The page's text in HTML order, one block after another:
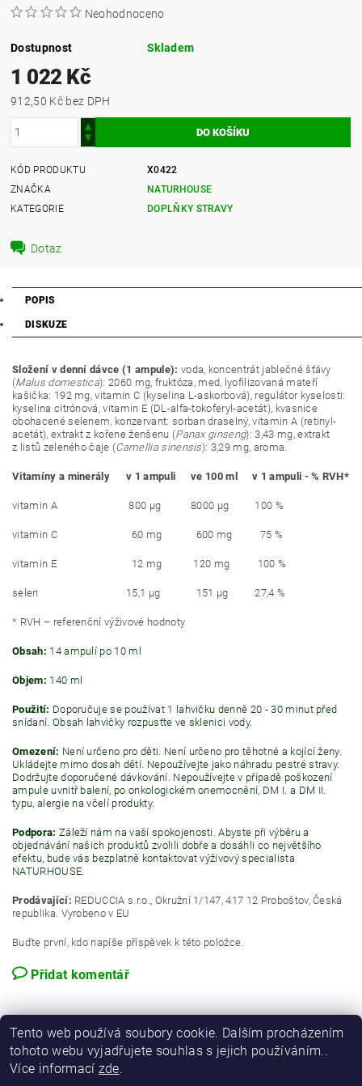
Neohodnoceno
Dostupnost Skladem
1 022 Kč
912,50 Kč bez DPH
KÓD PRODUKTU
X0422
ZNAČKA
NATURHOUSE
KATEGORIE
DOPLŇKY STRAVY
Dotaz
POPIS
DISKUZE
Složení v denní dávce (1 ampule): voda, koncentrát jablečné šťávy
(Malus domestica): 2060 mg, fruktóza, med, lyofilizovaná mateří
kašička: 192 mg, vitamin C (kyselina L-askorbová), regulátor kyselosti:
kyselina citrónová, vitamin E (DL-alfa-tokoferyl-acetát), kvasnice
obohacené selenem, konzervant: sorban draselný, vitamin A (retinyl-
acetát), extrakt z kořene ženšenu (Panax ginseng): 3,43 mg, extrakt
z listů zeleného čaje (Camellia sinensis): 3,29 mg, aroma.
Vitamíny a minerály v 1 ampuli ve 100 ml v 1 ampuli -% RVH*
vitamin A 800 μg 8000 μg 100 %
vitamin C 60 mg 600 mg 75 %
vitamin E 12 mg 120 mg 100 %
selen 15,1 μg 151 μg 27,4 %
* RVH – referenční výživové hodnoty
Obsah: 14 ampulí po 10 ml
Objem: 140 ml
Použití: Doporučuje se používat 1 lahvičku denně 20 - 30 minut před
snídaní. Obsah lahvičky rozpusťte ve sklenici vody.
Omezení: Není určeno pro děti. Není určeno pro těhotné a kojící ženy.
Ukládejte mimo dosah dětí. Nepoužívejte jako náhradu pestré stravy.
Dodržujte doporučené dávkování. Nepoužívejte v případě poškození
ampule uvnitř balení, po onkologickém onemocnění, DM I. a DM II.
typu, alergie na včelí produkty.
Podpora: Záleží nám na vaší spokojenosti. Abyste při výběru a
objednávání našich produktů zvolili dobře a dosáhli co největšího
efektu, bude vás bezplatně kontaktovat výživový specialista
NATURHOUSE.
Prodávající: REDUCCIA s.r.o., Okružní 1/147, 417 12 Proboštov, Česká
republika. Vyrobeno v EU
Buďte první, kdo napíše příspěvek k této položce.
Přidat komentář
Tento web používá soubory cookie. Dalším procházením
tohoto webu vyjadřujete souhlas s jejich používáním..
Více informací zde.